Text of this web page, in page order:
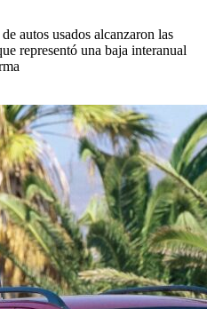
autos usados alcanzaron las
representó una baja interanual